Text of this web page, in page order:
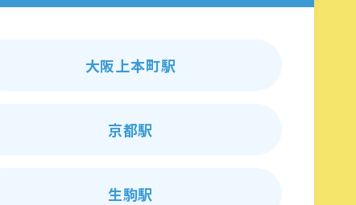
大阪上本町駅
京都駅
生駒駅